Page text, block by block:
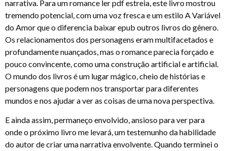
narrativa. Para um romance ler pdf estreia, este livro mostrou
tremendo potencial, com uma voz fresca e um estilo A Variável
do Amor que o diferencia baixar epub outros livros do gênero.
Os relacionamentos dos personagens eram multifacetados e
profundamente nuançados, mas o romance parecia forçado e
pouco convincente, como uma construção artificial e artificial.
O mundo dos livros é um lugar mágico, cheio de histórias e
personagens que podem nos transportar para diferentes
mundos e nos ajudar a ver as coisas de uma nova perspectiva.
E ainda assim, permaneço envolvido, ansioso para ver para
onde o próximo livro me levará, um testemunho da habilidade
do autor de criar uma narrativa envolvente. Quando terminei o